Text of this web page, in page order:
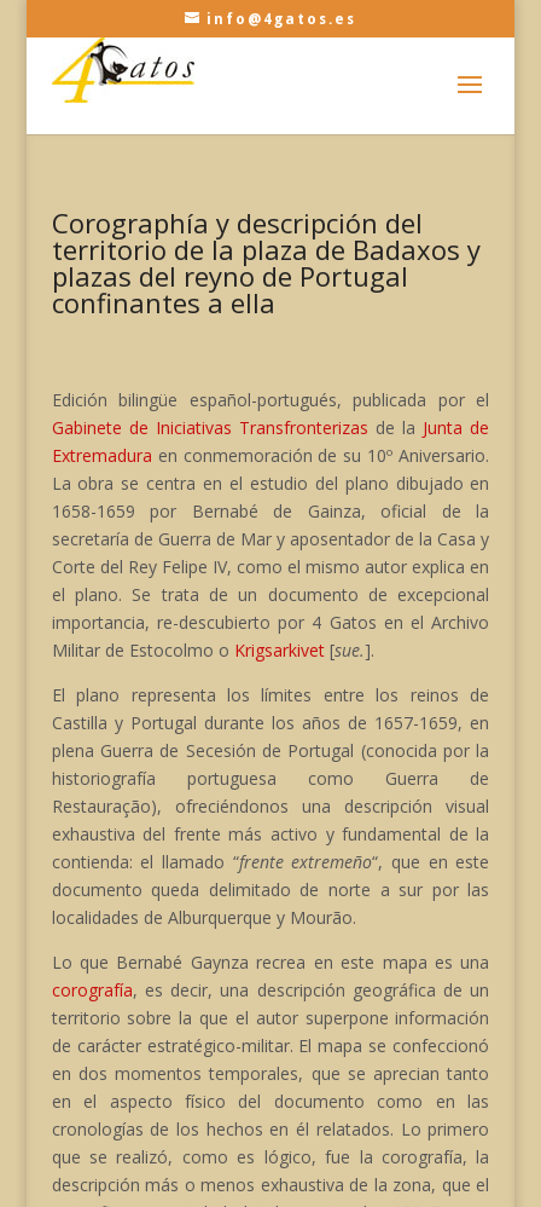
info@4gatos.es
Corographía y descripción del
territorio de la plaza de Badaxos y
plazas del reyno de Portugal
confinantes a ella
Edición bilingüe español-portugués, publicada por el
Gabinete de Iniciativas Transfronterizas de la Junta de
Extremadura en conmemoración de su 10º Aniversario.
La obra se centra en el estudio del plano dibujado en
1658-1659 por Bernabé de Gainza, oficial de la
secretaría de Guerra de Mar y aposentador de la Casa y
Corte del Rey Felipe IV, como el mismo autor explica en
el plano. Se trata de un documento de excepcional
importancia, re-descubierto por 4 Gatos en el Archivo
Militar de Estocolmo o Krigsarkivet[sue.].
El plano representa los límites entre los reinos de
Castilla y Portugal durante los años de 1657-1659, en
plena Guerra de Secesión de Portugal (conocida por la
historiografía portuguesa como Guerra de
Restauração), ofreciéndonos una descripción visual
exhaustiva del frente más activo y fundamental de la
contienda: el llamado “frente extremeño“, que en este
documento queda delimitado de norte a sur por las
localidades de Alburquerque y Mourão.
Lo que Bernabé Gaynza recrea en este mapa es una
corografía, es decir, una descripción geográfica de un
territorio sobre la que el autor superpone información
de carácter estratégico-militar. El mapa se confeccionó
en dos momentos temporales, que se aprecian tanto
en el aspecto físico del documento como en las
cronologías de los hechos en él relatados. Lo primero
que se realizó, como es lógico, fue la corografía, la
descripción más o menos exhaustiva de la zona, que el